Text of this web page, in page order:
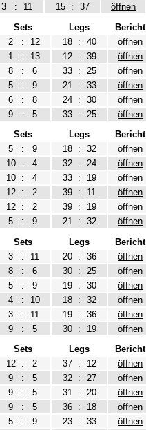
3 : 11 15 : 37
öffnen
Sets Legs
Bericht
2 : 12 18 : 40
öffnen
1 : 13 12 : 39
öffnen
8 : 6 33 : 25
öffnen
5 : 9 21 : 33
öffnen
6 : 8 24 : 30
öffnen
9 : 5 33 : 25
öffnen
Sets Legs
Bericht
5 : 9 18 : 32
öffnen
10 : 4 32 : 24
öffnen
10 : 4 33 : 19
öffnen
12 : 2 39 : 11
öffnen
12 : 2 39 : 19
öffnen
5 : 9 21 : 32
öffnen
Sets Legs
Bericht
3 : 11 20 : 36
öffnen
8 : 6 30 : 25
öffnen
5 : 9 19 : 30
öffnen
4 : 10 18 : 32
öffnen
3 : 11 19 : 36
öffnen
9 : 5 30 : 19
öffnen
Sets Legs
Bericht
12 : 2 37 : 12
öffnen
9 : 5 32 : 27
öffnen
9 : 5 31 : 20
öffnen
9 : 5 36 : 18
öffnen
5 : 9 23 : 33
öffnen